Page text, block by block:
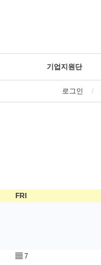
기업지원단
로그인
FRI
▤ 7